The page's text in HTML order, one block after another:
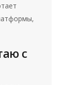
с